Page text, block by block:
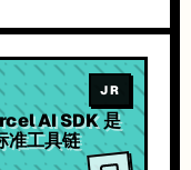
JR
AI SDK 是
工具链